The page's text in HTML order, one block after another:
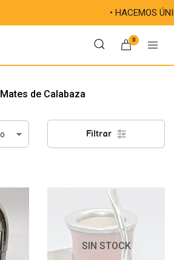
• HACEMOS ÚNICAS TUS
0
Mates de Calabaza
Filtrar
SIN STOCK